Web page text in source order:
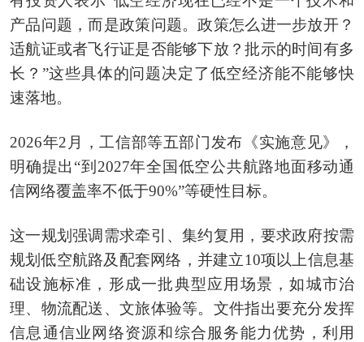
产品问题，而是政策问题。政策怎么进一步放开？
适航证或者飞行证是否能够下放？批示的时间有多
长？”这些具体的问题决定了低空经济能不能够快
速落地。
2026年2月，工信部等五部门发布《实施意见》，
明确提出“到2027年全国低空公共航路地面移动通
信网络覆盖率不低于90%”等硬性目标。
这一规划强调需求牵引、集约复用，要求政府按需
规划低空航路及配套网络，并建立10项以上信息基
础设施标准，形成一批典型应用场景，如城市治
理、物流配送、文旅体验等。文件指出要充分发挥
信息通信业网络资源和综合服务能力优势，利用